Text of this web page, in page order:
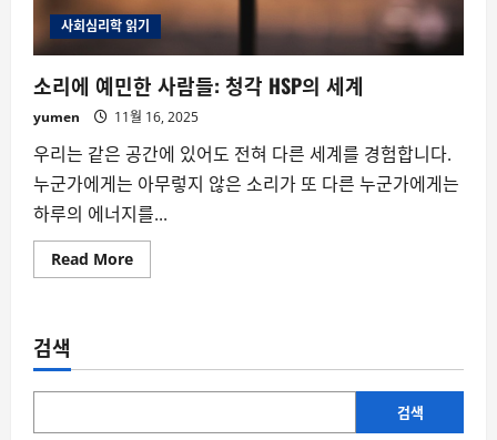
사회심리학 읽기
소리에 예민한 사람들: 청각 HSP의 세계
yumen 11월 16, 2025
우리는 같은 공간에 있어도 전혀 다른 세계를 경험합니다.
누군가에게는 아무렇지 않은 소리가 또 다른 누군가에게는
하루의 에너지를...
Read MoreRead
more
민
사
들:
검색
검색